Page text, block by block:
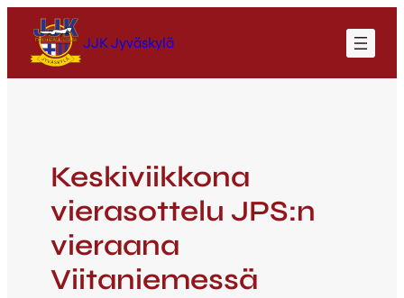
JJK Jyväskylä
Keskiviikkona
vierasottelu JPS:n
vieraana
Viitaniemessä